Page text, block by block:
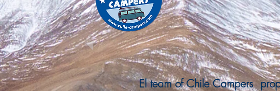
El team of Chile Campers